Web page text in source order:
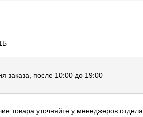
заказа, после 10:00 до 19:00
товара уточняйте у менеджеров отдела